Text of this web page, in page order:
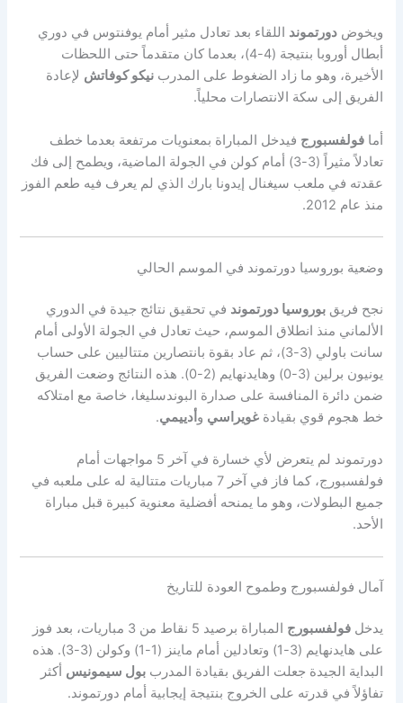
ويخوضدورتموند اللقاء بعد تعادل مثير أمام يوفنتوس في دوري
أبطال أوروبا بنتيجة (4-4)، بعدما كان متقدماً حتى اللحظات
الأخيرة، وهو ما زاد الضغوط على المدربنيكو كوفاتش لإعادة
الفريق إلى سكة الانتصارات محلياً.
أمافولفسبورج فيدخل المباراة بمعنويات مرتفعة بعدما خطف
تعادلاً مثيراً (3-3) أمام كولن في الجولة الماضية، ويطمح إلى فك
عقدته في ملعب سيغنال إيدونا بارك الذي لم يعرف فيه طعم الفوز
منذ عام 2012.
وضعية بوروسيا دورتموند في الموسم الحالي
نجح فريقبوروسيا دورتموند في تحقيق نتائج جيدة في الدوري
الألماني منذ انطلاق الموسم، حيث تعادل في الجولة الأولى أمام
سانت باولي (3-3)، ثم عاد بقوة بانتصارين متتاليين على حساب
يونيون برلين (3-0) وهايدنهايم (2-0). هذه النتائج وضعت الفريق
ضمن دائرة المنافسة على صدارة البوندسليغا، خاصة مع امتلاكه
خط هجوم قوي بقيادةغويراسي و أدييمي.
دورتموند لم يتعرض لأي خسارة في آخر 5 مواجهات أمام
فولفسبورج، كما فاز في آخر 7 مباريات متتالية له على ملعبه في
جميع البطولات، وهو ما يمنحه أفضلية معنوية كبيرة قبل مباراة
الأحد.
آمال فولفسبورج وطموح العودة للتاريخ
يدخلفولفسبورج
المباراة برصيد 5 نقاط من 3 مباريات، بعد فوز
على هايدنهايم (3-1) وتعادلين أمام ماينز (1-1) وكولن (3-3). هذه
البداية الجيدة جعلت الفريق بقيادة المدرببول سيمونيس أكثر
تفاؤلاً في قدرته على الخروج بنتيجة إيجابية أمام دورتموند.